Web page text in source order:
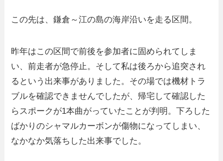
この先は、鎌倉～江の島の海岸沿いを走る区間。
昨年はこの区間で前後を参加者に固められてしま
い、前走者が急停止。そして私は後ろから追突され
るという出来事がありました。その場では機材トラ
ブルを確認できませんでしたが、帰宅して確認した
らスポークが1本曲がっていたことが判明。下ろした
ばかりのシャマルカーボンが傷物になってしまい、
なかなか気落ちした出来事でした。